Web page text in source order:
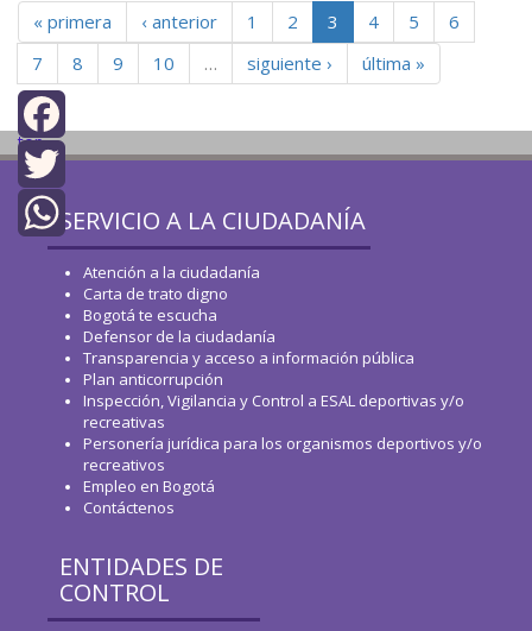
« primera ‹ anterior 1 2 3 4 5
6
7
8 9 10 … siguiente › última »
Facebook
Twitter
top
SERVICIO A LA CIUDADANÍA
Atención a la ciudadanía
Carta de trato digno
Bogotá te escucha
Defensor de la ciudadanía
Transparencia y acceso a información pública
Plan anticorrupción
Inspección, Vigilancia y Control a ESAL deportivas y/o
recreativas
Personería jurídica para los organismos deportivos y/o
recreativos
Empleo en Bogotá
Contáctenos
ENTIDADES DE
CONTROL